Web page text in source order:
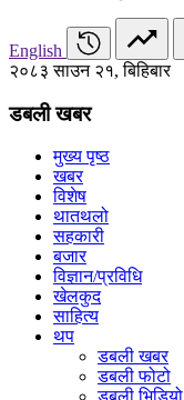
English
२०८३ साउन २१, बिहिबार
डबली खबर
मुख्य पृष्ठ
खबर
विशेष
थातथलो
सहकारी
बजार
विज्ञान/प्रविधि
खेलकुद
साहित्य
थप
डबली खबर
डबली फोटो